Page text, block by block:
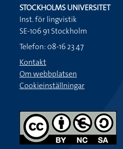
STOCKHOLMS UNIVERSITET
Inst. för lingvistik
SE-106 91 Stockholm
Telefon: 08-16 23 47
Kontakt
Om webbplatsen
Cookieinställningar